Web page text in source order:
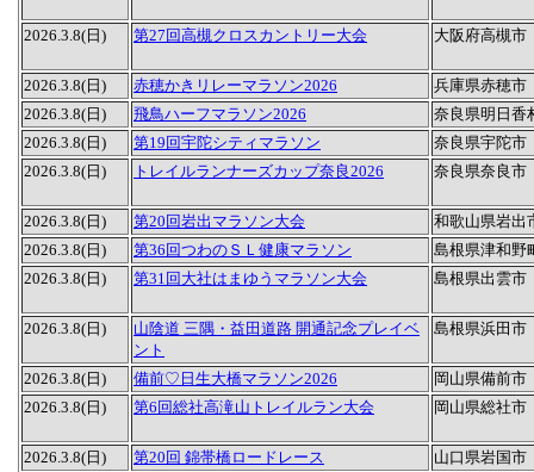
2026.3.8(日) 第27回高槻クロスカントリー大会 大阪府高槻市
2026.3.8(日) 赤穂かきリレーマラソン2026
兵庫県赤穂市
2026.3.8(日)
飛鳥ハーフマラソン2026
奈良県明日香
2026.3.8(日)
第19回宇陀シティマラソン
奈良県宇陀市
2026.3.8(日)
トレイルランナーズカップ奈良2026 奈良県奈良市
2026.3.8(日) 第20回岩出マラソン大会
和歌山県岩出
2026.3.8(日)
第36回つわのＳＬ健康マラソン
島根県津和野
2026.3.8(日)
第31回大社はまゆうマラソン大会 島根県出雲市
2026.3.8(日)
山陰道 三隅・益田道路 開通記念プレイベ
ント
島根県浜田市
2026.3.8(日) 備前♡日生大橋マラソン2026
岡山県備前市
2026.3.8(日)
第6回総社高滝山トレイルラン大会 岡山県総社市
2026.3.8(日) 第20回 錦帯橋ロードレース
山口県岩国市